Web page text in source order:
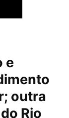
e
outra
Rio